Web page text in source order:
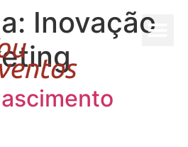
Inovação